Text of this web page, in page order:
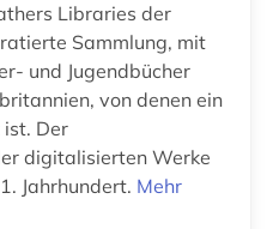
geschichte 1789-1838 (1)
geschichte 1789-1930 (1)
Libraries der
Sammlung, mit
und Jugendbücher
von denen ein
Der
digitalisierten Werke
Jahrhundert. Mehr